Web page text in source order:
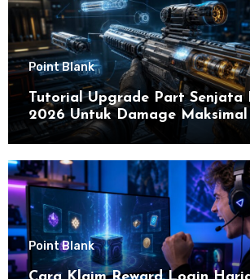
Point Blank
Tutorial Upgrade Part Senjata
2026 Untuk Damage Maksimal
Efektif
Point Blank